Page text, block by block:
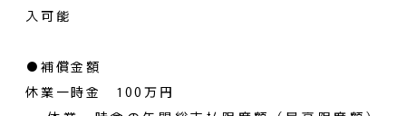
入可能
●補償金額
休業一時金 100万円